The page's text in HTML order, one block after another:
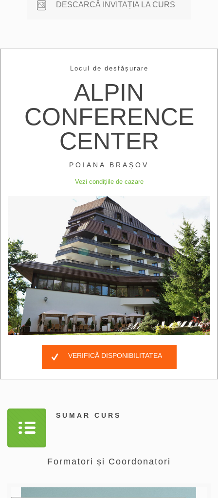
DESCARCĂ INVITAȚIA LA CURS
Locul de desfășurare
ALPIN
CONFERENCE
CENTER
POIANA BRAȘOV
Vezi condițiile de cazare
VERIFICĂ DISPONIBILITATEA
SUMAR CURS
Formatori și Coordonatori